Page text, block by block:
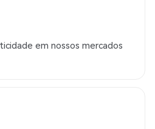
em nossos mercados